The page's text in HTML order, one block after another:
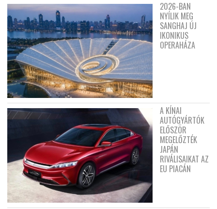
2026-BAN
NYÍLIK MEG
SANGHAJ ÚJ
IKONIKUS
OPERAHÁZA
A KÍNAI
AUTÓGYÁRTÓK
ELŐSZÖR
MEGELŐZTÉK
JAPÁN
RIVÁLISAIKAT AZ
EU PIACÁN